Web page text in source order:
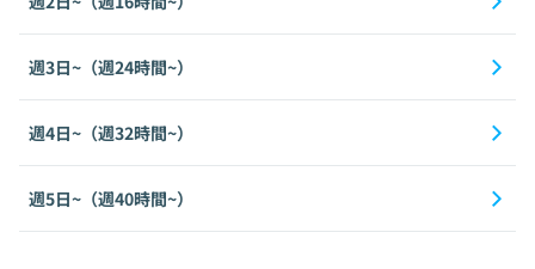
週3日~（週24時間~）
週4日~（週32時間~）
週5日~（週40時間~）